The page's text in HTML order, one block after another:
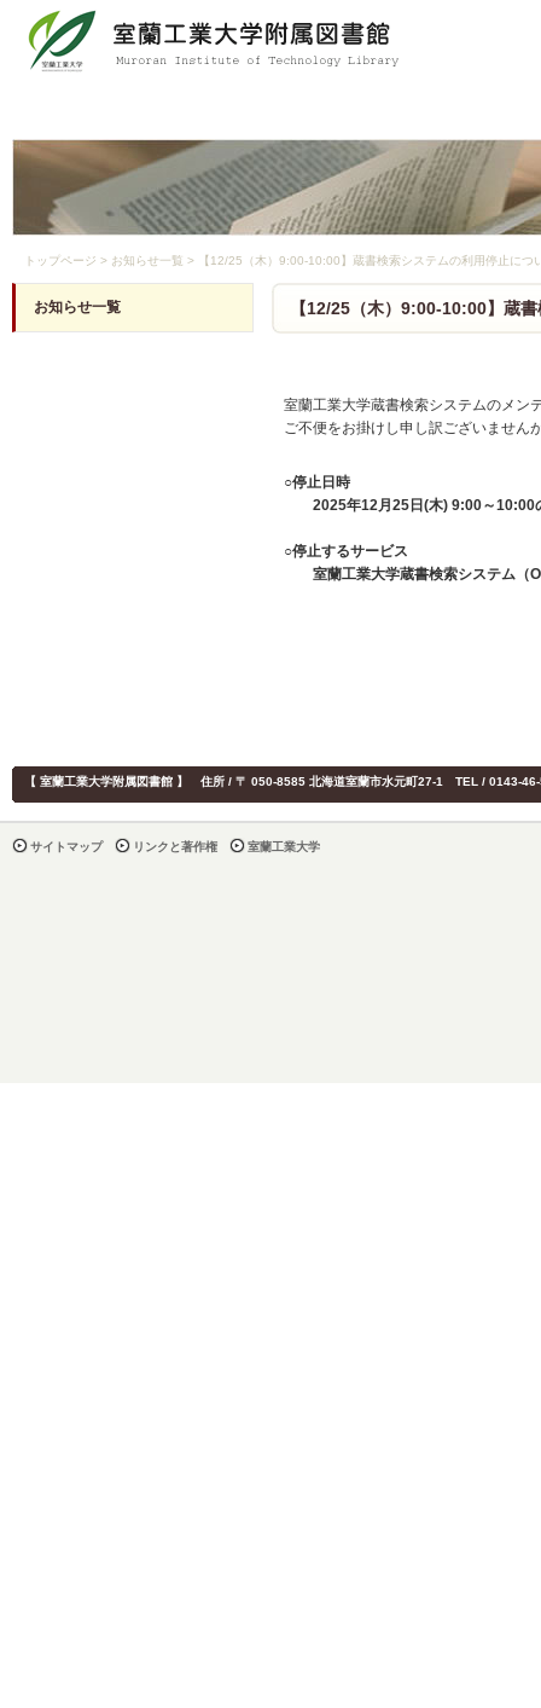
トップページ > お知らせ一覧 > 【12/25（木）9:00-10:00】蔵書検索システムの利用停止につ
お知らせ一覧 【12/25（木）9:00-10:00】蔵
室蘭工業大学蔵書検索システムのメン
ご不便をお掛けし申し訳ございません
○停止日時
2025年12月25日(木) 9:00～10:00
○停止するサービス
室蘭工業大学蔵書検索システム（
【 室蘭工業大学附属図書館 】 住所 / 〒 050-8585 北海道室蘭市水元町27-1 TEL /
サイトマップ リンクと著作権 室蘭工業大学